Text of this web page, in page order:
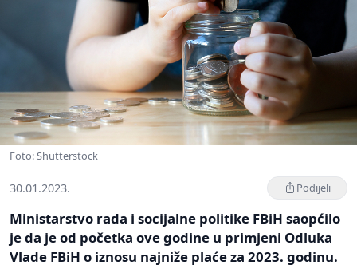
Foto: Shutterstock
30.01.2023. Podijeli
Ministarstvo rada i socijalne politike FBiH saopćilo
je da je od početka ove godine u primjeni Odluka
Vlade FBiH o iznosu najniže plaće za 2023. godinu.